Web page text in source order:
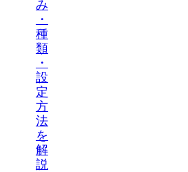
み
・
種
類
・
設
定
方
法
を
解
説